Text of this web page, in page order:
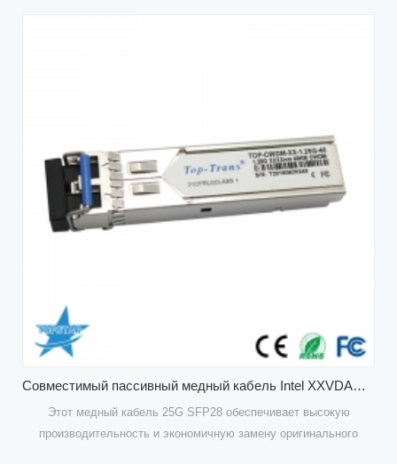
Совместимый пассивный медный кабель Intel XXVDACBL1M 1M 25G SFP28
Этот медный кабель 25G SFP28 обеспечивает
производительность и экономичную замену